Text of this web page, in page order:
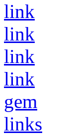
link
link
link
link
gem
links